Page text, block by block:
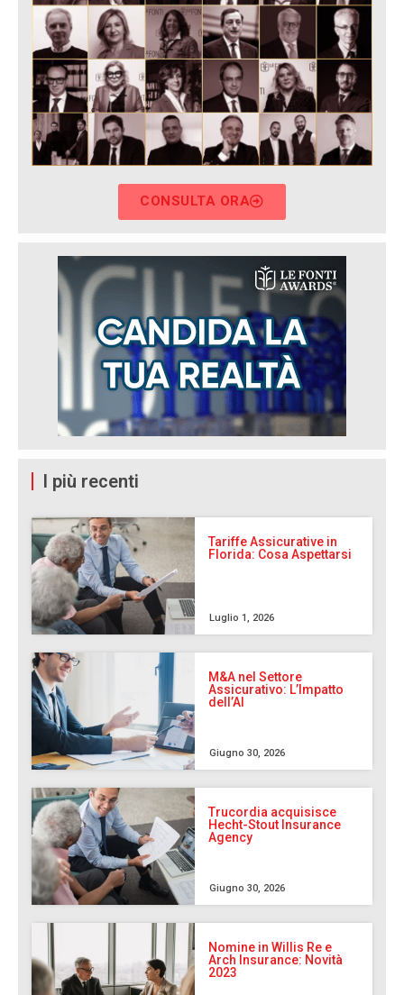
CONSULTA ORA
I più recenti
Tariffe Assicurative in
Florida: Cosa Aspettarsi
Luglio 1, 2026
M&A nel Settore
Assicurativo: L’Impatto
dell’AI
Giugno 30, 2026
Trucordia acquisisce
Hecht-Stout Insurance
Agency
Giugno 30, 2026
Nomine in Willis Re e
Arch Insurance: Novità
2023